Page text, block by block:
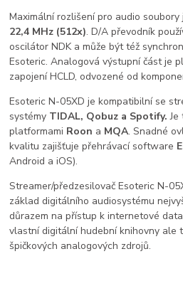
Maximální rozlišení pro audio
22,4 MHz (512x). D/A převodník
oscilátor NDK a může být též
Esoteric. Analogová výstupní část je
zapojení HCLD, odvozené od
Esoteric N-05XD je kompatibilní se
systémy TIDAL, Qobuz a Spotify. Je
platformami Roon a MQA. Snadné
kvalitu zajišťuje přehrávací software
Android a iOS).
Streamer/předzesilovač Esoteric N-
základ digitálního audiosystému
důrazem na přístup k internetové
vlastní digitální hudební knihovny ale
špičkových analogových zdrojů.